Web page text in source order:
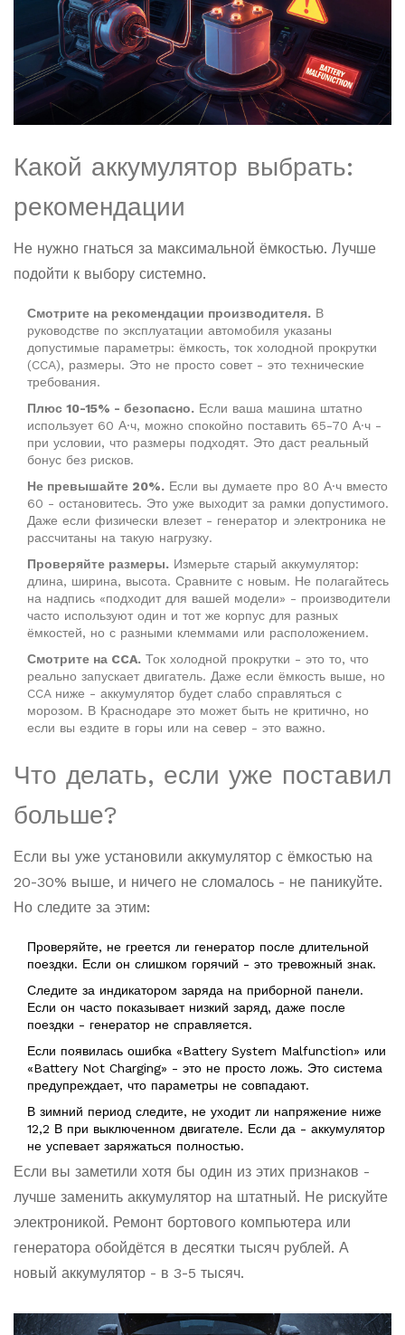
Какой аккумулятор выбрать:
рекомендации
Не нужно гнаться за максимальной ёмкостью. Лучше
подойти к выбору системно.
Смотрите на рекомендации производителя. В
руководстве по эксплуатации автомобиля указаны
допустимые параметры: ёмкость, ток холодной прокрутки
(CCA), размеры. Это не просто совет - это технические
требования.
Плюс 10-15% - безопасно. Если ваша машина штатно
использует 60 А·ч, можно спокойно поставить 65-70 А·ч -
при условии, что размеры подходят. Это даст реальный
бонус без рисков.
Не превышайте 20%. Если вы думаете про 80 А·ч вместо
60 - остановитесь. Это уже выходит за рамки допустимого.
Даже если физически влезет - генератор и электроника не
рассчитаны на такую нагрузку.
Проверяйте размеры. Измерьте старый аккумулятор:
длина, ширина, высота. Сравните с новым. Не полагайтесь
на надпись «подходит для вашей модели» - производители
часто используют один и тот же корпус для разных
ёмкостей, но с разными клеммами или расположением.
Смотрите на CCA. Ток холодной прокрутки - это то, что
реально запускает двигатель. Даже если ёмкость выше, но
CCA ниже - аккумулятор будет слабо справляться с
морозом. В Краснодаре это может быть не критично, но
если вы ездите в горы или на север - это важно.
Что делать, если уже поставил
больше?
Если вы уже установили аккумулятор с ёмкостью на
20-30% выше, и ничего не сломалось - не паникуйте.
Но следите за этим:
Проверяйте, не греется ли генератор после длительной
поездки. Если он слишком горячий - это тревожный знак.
Следите за индикатором заряда на приборной панели.
Если он часто показывает низкий заряд, даже после
поездки - генератор не справляется.
Если появилась ошибка «Battery System Malfunction» или
«Battery Not Charging» - это не просто ложь. Это система
предупреждает, что параметры не совпадают.
В зимний период следите, не уходит ли напряжение ниже
12,2 В при выключенном двигателе. Если да - аккумулятор
не успевает заряжаться полностью.
Если вы заметили хотя бы один из этих признаков -
лучше заменить аккумулятор на штатный. Не рискуйте
электроникой. Ремонт бортового компьютера или
генератора обойдётся в десятки тысяч рублей. А
новый аккумулятор - в 3-5 тысяч.